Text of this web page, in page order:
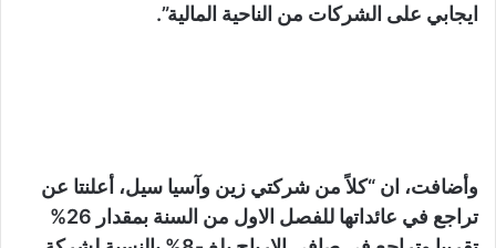
ايجابي على الشركات من الناحية المالية”.
وأضافت، ان “كلاً من شركتي زين وآسيا سيل، أعلنتا عن
تراجع في عائداتها للفصل الاول من السنة بمقدار 26%